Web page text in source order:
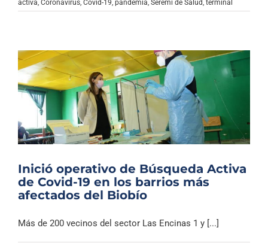
activa Coronavirus Covid-19 pandemia Seremi de Salud terminal
Inició operativo de Búsqueda Activa
de Covid-19 en los barrios más
afectados del Biobío
Más de 200 vecinos del sector Las Encinas 1 y [...]